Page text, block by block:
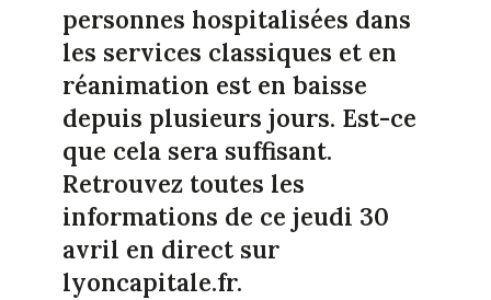
personnes hospitalisées dans
les services classiques et en
réanimation est en baisse
depuis plusieurs jours. Est-ce
que cela sera suffisant.
Retrouvez toutes les
informations de ce jeudi 30
avril en direct sur
lyoncapitale.fr.